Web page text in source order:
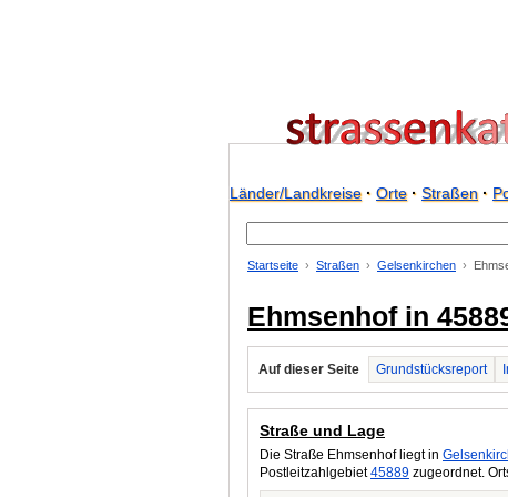
Länder/Landkreise· Orte· Straßen·
Startseite Straßen Gelsenkirchen
Ehmsenhof in
Auf dieser Seite Grundstücksreport
Straße und Lage
Die Straße Ehmsenhof liegt in
Postleitzahlgebiet45889 zugeordnet.